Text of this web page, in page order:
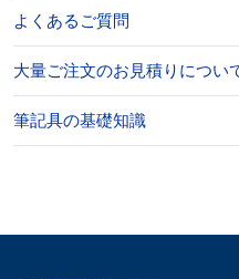
よくあるご質問
大量ご注文のお見積りについ
筆記具の基礎知識